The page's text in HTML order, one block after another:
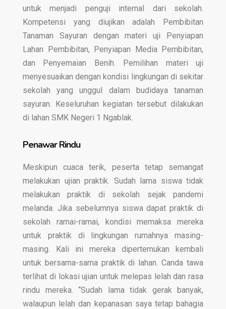
untuk menjadi penguji internal dari sekolah.
Kompetensi yang diujikan adalah Pembibitan
Tanaman Sayuran dengan materi uji Penyiapan
Lahan Pembibitan, Penyiapan Media Pembibitan,
dan Penyemaian Benih. Pemilihan materi uji
menyesuaikan dengan kondisi lingkungan di sekitar
sekolah yang unggul dalam budidaya tanaman
sayuran. Keseluruhan kegiatan tersebut dilakukan
di lahan SMK Negeri 1 Ngablak.
Penawar Rindu
Meskipun cuaca terik, peserta tetap semangat
melakukan ujian praktik. Sudah lama siswa tidak
melakukan praktik di sekolah sejak pandemi
melanda. Jika sebelumnya siswa dapat praktik di
sekolah ramai-ramai, kondisi memaksa mereka
untuk praktik di lingkungan rumahnya masing-
masing. Kali ini mereka dipertemukan kembali
untuk bersama-sama praktik di lahan. Canda tawa
terlihat di lokasi ujian untuk melepas lelah dan rasa
rindu mereka. “Sudah lama tidak gerak banyak,
walaupun lelah dan kepanasan saya tetap bahagia